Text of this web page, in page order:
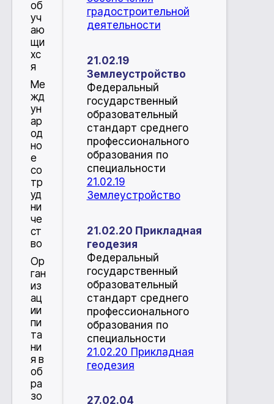
об
уч
аю
щи
хс
я
Ме
жд
ун
ар
од
но
е
со
тр
уд
ни
че
ст
во
Ор
ган
из
ац
ии
пи
та
ни
я в
об
ра
зо
градостроительной
деятельности
21.02.19
Землеустройство
Федеральный
государственный
образовательный
стандарт среднего
профессионального
образования по
специальности
21.02.19
Землеустройство
21.02.20 Прикладная
геодезия
Федеральный
государственный
образовательный
стандарт среднего
профессионального
образования по
специальности
21.02.20 Прикладная
геодезия
27.02.04